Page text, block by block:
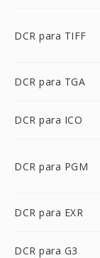
DCR para TIFF
DCR para TGA
DCR para ICO
DCR para PGM
DCR para EXR
DCR para G3